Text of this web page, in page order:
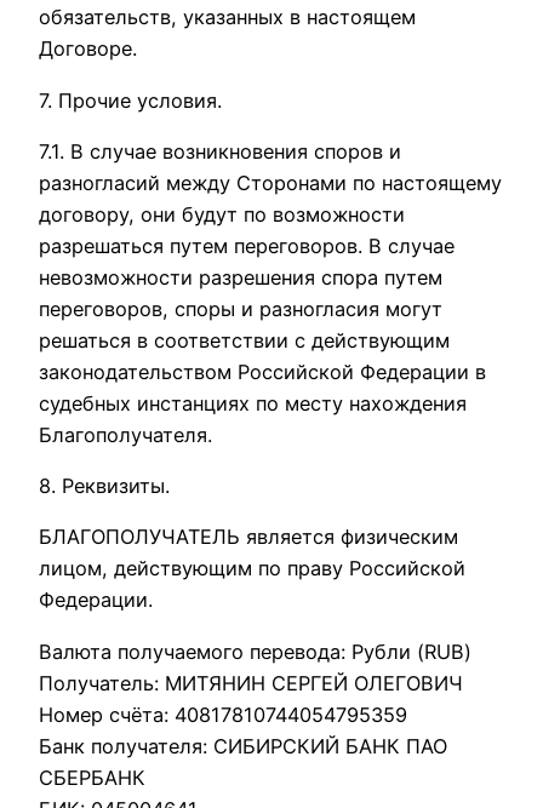
обязательств, указанных в настоящем
Договоре.
7. Прочие условия.
7.1. В случае возникновения споров и
разногласий между Сторонами по настоящему
договору, они будут по возможности
разрешаться путем переговоров. В случае
невозможности разрешения спора путем
переговоров, споры и разногласия могут
решаться в соответствии с действующим
законодательством Российской Федерации в
судебных инстанциях по месту нахождения
Благополучателя.
8. Реквизиты.
БЛАГОПОЛУЧАТЕЛЬ является физическим
лицом, действующим по праву Российской
Федерации.
Валюта получаемого перевода: Рубли (RUB)
Получатель: МИТЯНИН СЕРГЕЙ ОЛЕГОВИЧ
Номер счёта: 40817810744054795359
Банк получателя: СИБИРСКИЙ БАНК ПАО
СБЕРБАНК